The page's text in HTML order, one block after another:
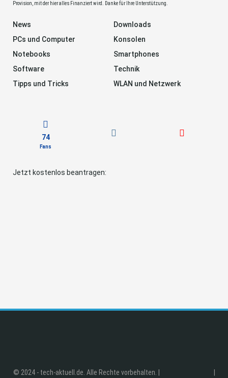
Provision, mit der hier alles Finanziert wird. Danke für Ihre Unterstützung.
News
Downloads
PCs und Computer
Konsolen
Notebooks
Smartphones
Software
Technik
Tipps und Tricks
WLAN und Netzwerk
74
Fans
Jetzt kostenlos beantragen:
© 2024 - tech-aktuell.de. Alle Rechte vorbehalten. |